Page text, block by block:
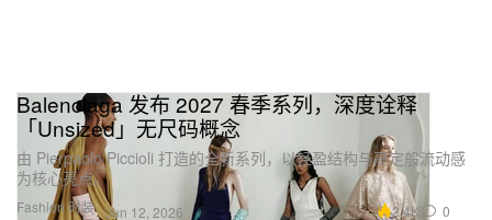
Fashion 时装
Balenciaga 发布 2027 春季系列，深度诠释
「Unsized」无尺码概念
由 Pierpaolo Piccioli 打造的全新系列，以轻盈结构与高定般流动感
为核心亮点。
Jun 12, 2026 2.4K 0